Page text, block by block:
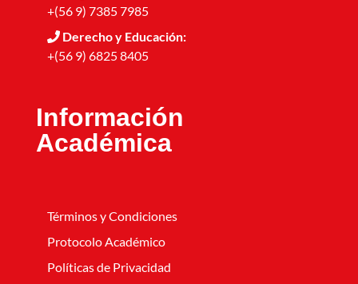
+(56 9) 7385 7985
Derecho y Educación:
+(56 9) 6825 8405
Información
Académica
Términos y Condiciones
Protocolo Académico
Políticas de Privacidad